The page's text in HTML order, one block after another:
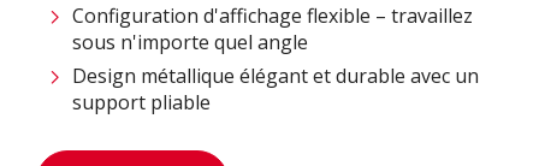
Configuration d'affichage flexible – travaillez
sous n'importe quel angle
Design métallique élégant et durable avec un
support pliable